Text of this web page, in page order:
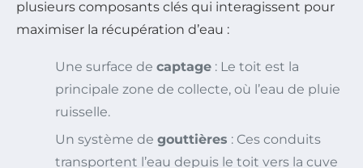
plusieurs composants clés qui interagissent pour
maximiser la récupération d’eau :
Une surface de captage : Le toit est la
principale zone de collecte, où l’eau de pluie
ruisselle.
Un système de gouttières : Ces conduits
transportent l’eau depuis le toit vers la cuve